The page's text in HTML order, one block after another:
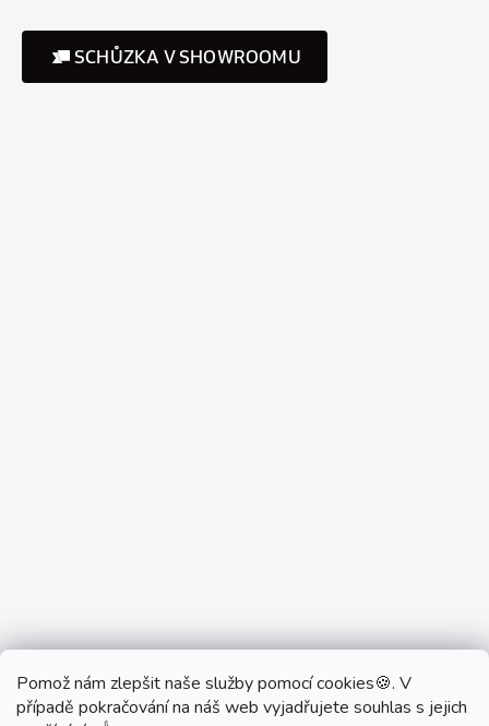
Pomož nám zlepšit naše služby pomocí cookies🍪. V
případě pokračování na náš web vyjadřujete souhlas s jejich
SCHŮZKA V SHOWROOMU
Partner Showroom MONOBRAND
Partner Eshop Monobrand.online